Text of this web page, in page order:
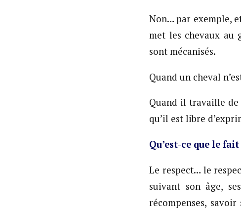
Non… par exemple,
met les chevaux au
sont mécanisés.
Quand un cheval
Quand il travaille de
qu’il est libre
Qu’est-ce que le
Le respect… le
suivant son âge,
récompenses,